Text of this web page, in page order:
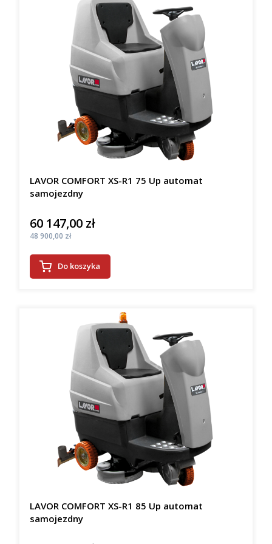
LAVOR COMFORT XS-R1 75 Up automat
samojezdny
Cena
60 147,00 zł
Cena
48 900,00 zł
Do koszyka
LAVOR COMFORT XS-R1 85 Up automat
samojezdny